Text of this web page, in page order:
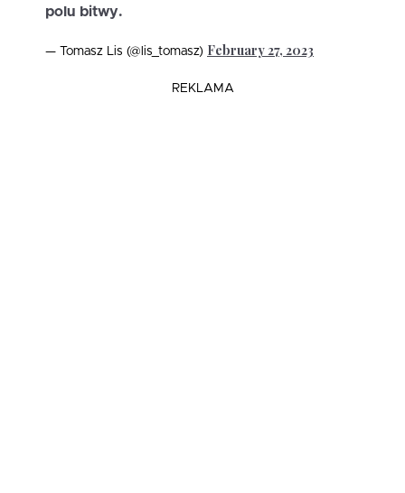
polu bitwy.
— Tomasz Lis (@lis_tomasz) February 27, 2023
REKLAMA